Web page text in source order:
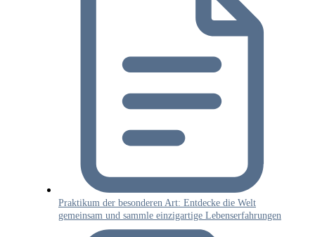
Praktikum der besonderen Art: Entdecke die Welt
gemeinsam und sammle einzigartige Lebenserfahrungen